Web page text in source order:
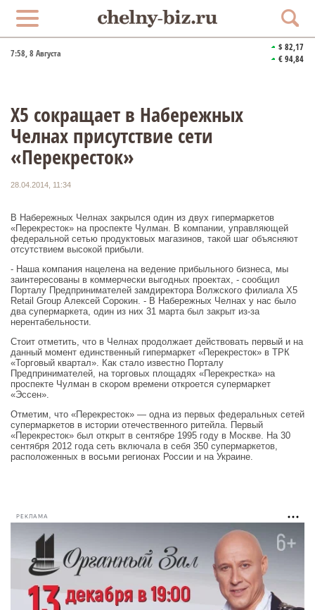
7:58, 8 Августа
$ 82,17
€ 94,84
X5 сокращает в Набережных
Челнах присутствие сети
«Перекресток»
28.04.2014, 11:34
В Набережных Челнах закрылся один из двух гипермаркетов
«Перекресток» на проспекте Чулман. В компании, управляющей
федеральной сетью продуктовых магазинов, такой шаг объясняют
отсутствием высокой прибыли.
- Наша компания нацелена на ведение прибыльного бизнеса, мы
заинтересованы в коммерчески выгодных проектах, - сообщил
Порталу Предпринимателей замдиректора Волжского филиала X5
Retail Group Алексей Сорокин. - В Набережных Челнах у нас было
два супермаркета, один из них 31 марта был закрыт из-за
нерентабельности.
Стоит отметить, что в Челнах продолжает действовать первый и на
данный момент единственный гипермаркет «Перекресток» в ТРК
«Торговый квартал». Как стало известно Порталу
Предпринимателей, на торговых площадях «Перекрестка» на
проспекте Чулман в скором времени откроется супермаркет
«Эссен».
Отметим, что «Перекресток» — одна из первых федеральных сетей
супермаркетов в истории отечественного ритейла. Первый
«Перекресток» был открыт в сентябре 1995 году в Москве. На 30
сентября 2012 года сеть включала в себя 350 супермаркетов,
расположенных в восьми регионах России и на Украине.
РЕКЛАМА